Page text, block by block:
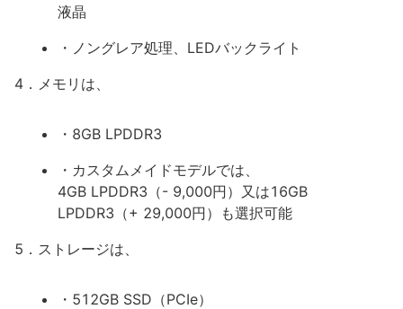
液晶
・ノングレア処理、LEDバックライト
4．メモリは、
・8GB LPDDR3
・カスタムメイドモデルでは、
4GB LPDDR3（- 9,000円）又は16GB
LPDDR3（+ 29,000円）も選択可能
5．ストレージは、
・512GB SSD（PCIe）